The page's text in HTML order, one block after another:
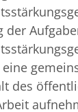
der
des